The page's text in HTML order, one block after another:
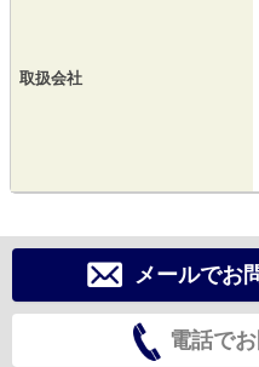
取扱会社
メールでお
電話で